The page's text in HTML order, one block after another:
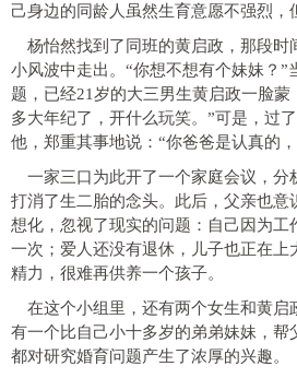
己身边的同龄人虽然生育意愿不强烈，
杨怡然找到了同班的黄启政，那段时
小风波中走出。“你想不想有个妹妹？”
题，已经21岁的大三男生黄启政一脸
多大年纪了，开什么玩笑。”可是，过
他，郑重其事地说：“你爸爸是认真的
一家三口为此开了一个家庭会议，分
打消了生二胎的念头。此后，父亲也意
想化，忽视了现实的问题：自己因为工
一次；爱人还没有退休，儿子也正在上
精力，很难再供养一个孩子。
在这个小组里，还有两个女生和黄启
有一个比自己小十多岁的弟弟妹妹，帮
都对研究婚育问题产生了浓厚的兴趣。